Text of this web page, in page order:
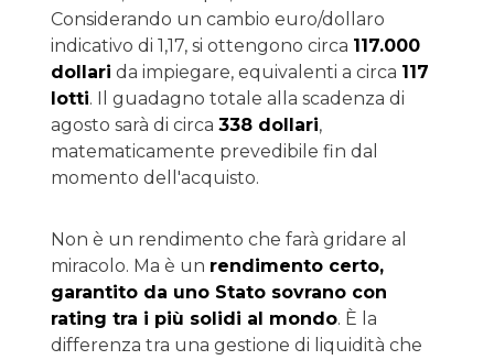
Considerando un cambio euro/dollaro
indicativo di 1,17, si ottengono circa 117.000
dollari da impiegare, equivalenti a circa 117
lotti. Il guadagno totale alla scadenza di
agosto sarà di circa 338 dollari,
matematicamente prevedibile fin dal
momento dell'acquisto.
Non è un rendimento che farà gridare al
miracolo. Ma è un rendimento certo,
garantito da uno Stato sovrano con
rating tra i più solidi al mondo. È la
differenza tra una gestione di liquidità che